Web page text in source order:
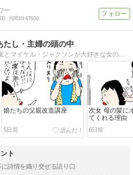
月間IN:47600
し・主婦の頭の中
元客室乗務員で妄想と嵐とマイケル・ジャクソンが大好きな女の古（こ）。羞恥心を失った今、赤裸々に超ヘタくそな絵であたしの頭の中を綴ってます。
娘たちの父親改造講座
5日前
次女 母の髪に
てくれる理由
6日前
ト
詩情を織り交ぜる語り口